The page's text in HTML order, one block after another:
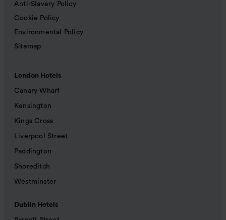
Anti-Slavery Policy
Cookie Policy
Environmental Policy
Sitemap
London Hotels
Canary Wharf
Kensington
Kings Cross
Liverpool Street
Paddington
Shoreditch
Westminster
Dublin Hotels